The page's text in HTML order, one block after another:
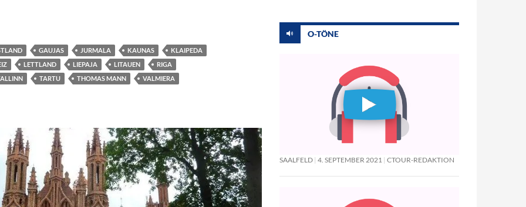
KRIEG REIST MIT
GAUJAS JURMALA KAUNAS
KLAIPEDA
LETTLAND LIEPAJA LITAUEN
RIGA
TARTU THOMAS MANN
VALMIERA
O-TÖNE
SAALFELD 4. SEPTEMBER 2021 CTOUR-REDAKTION